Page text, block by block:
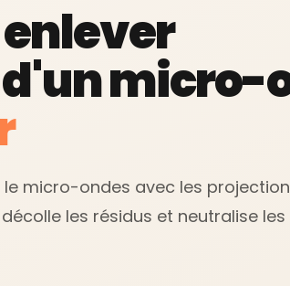
micro-
micro-ondes avec les
les résidus et neutralise